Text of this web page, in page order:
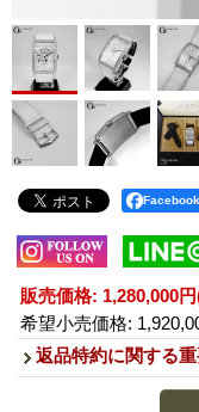
販売価格: 1,280,000円
希望小売価格:
返品特約に関する